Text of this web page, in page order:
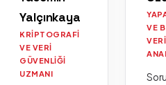
Yalçınkaya
KRIPTOGRAFI
VE VERI
GÜVENLIĞI
UZMANI
VE
VERI